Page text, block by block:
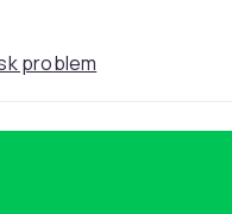
å gjøre
problem